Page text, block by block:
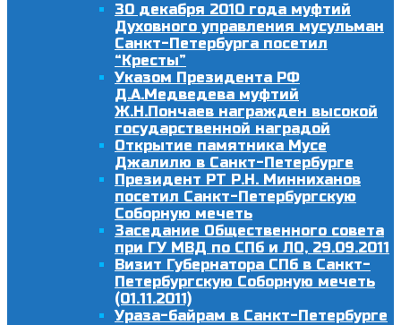
30 декабря 2010 года муфтий
Духовного управления мусульман
Санкт-Петербурга посетил
“Кресты”
Указом Президента РФ
Д.А.Медведева муфтий
Ж.Н.Пончаев награжден высокой
государственной наградой
Открытие памятника Мусе
Джалилю в Санкт-Петербурге
Президент РТ Р.Н. Минниханов
посетил Санкт-Петербургскую
Соборную мечеть
Заседание Общественного совета
при ГУ МВД по СПб и ЛО, 29.09.2011
Визит Губернатора СПб в Санкт-
Петербургскую Соборную мечеть
(01.11.2011)
Ураза-байрам в Санкт-Петербурге